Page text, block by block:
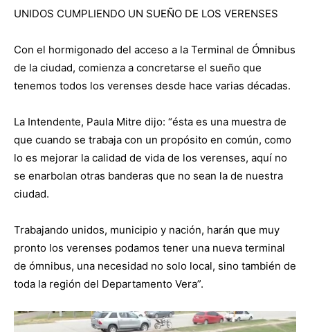
UNIDOS CUMPLIENDO UN SUEÑO DE LOS VERENSES
Con el hormigonado del acceso a la Terminal de Ómnibus
de la ciudad, comienza a concretarse el sueño que
tenemos todos los verenses desde hace varias décadas.
La Intendente, Paula Mitre dijo: “ésta es una muestra de
que cuando se trabaja con un propósito en común, como
lo es mejorar la calidad de vida de los verenses, aquí no
se enarbolan otras banderas que no sean la de nuestra
ciudad.
Trabajando unidos, municipio y nación, harán que muy
pronto los verenses podamos tener una nueva terminal
de ómnibus, una necesidad no solo local, sino también de
toda la región del Departamento Vera”.